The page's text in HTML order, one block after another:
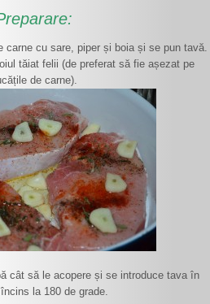
carne cu sare, piper și boia și se pun tavă.
tăiat felii (de preferat să fie așezat pe
de carne).
cât să le acopere și se introduce tava în
la 180 de grade.